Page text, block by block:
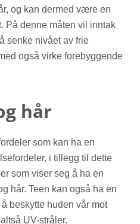
og kan dermed være en
På denne måten vil inntak
senke nivået av frie
også virke forebyggende
hår
som kan ha en
i tillegg til dette
som viser seg å ha en
hår. Teen kan også ha en
beskytte huden vår mot
UV-stråler.